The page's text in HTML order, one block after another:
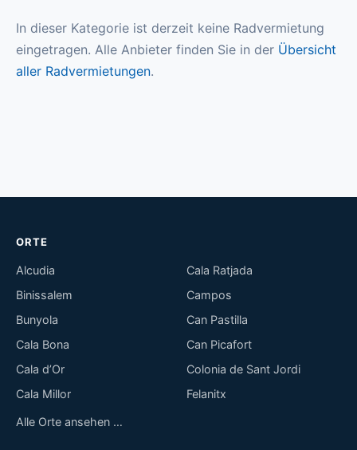
In dieser Kategorie ist derzeit keine Radvermietung
eingetragen. Alle Anbieter finden Sie in der Übersicht
aller Radvermietungen.
ORTE
Alcudia
Binissalem
Bunyola
Cala Bona
Cala d’Or
Cala Millor
Cala Ratjada
Campos
Can Pastilla
Can Picafort
Colonia de Sant Jordi
Felanitx
Alle Orte ansehen …